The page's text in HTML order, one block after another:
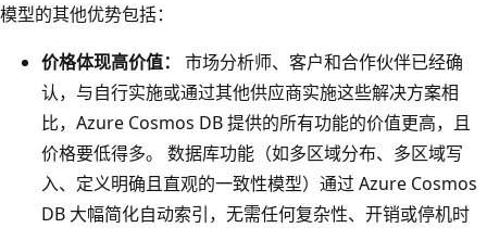
模型的其他优势包括：
价格体现高价值：
市场分析师、客户和合作伙伴已经确
认，与自行实施或通过其他供应商实施这些解决方案相
比，Azure Cosmos DB 提供的所有功能的价值更高，且
价格要低得多。 数据库功能（如多区域分布、多区域写
入、定义明确且直观的一致性模型）通过 Azure Cosmos
DB 大幅简化自动索引，无需任何复杂性、开销或停机时